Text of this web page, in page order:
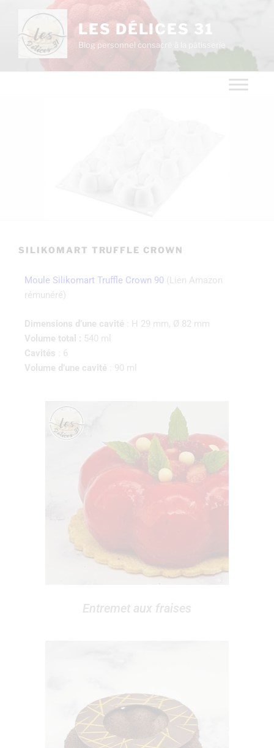
LES DÉLICES 31
Blog personnel consacré à la pâtisserie
SILIKOMART TRUFFLE CROWN
Moule Silikomart Truffle Crown 90 (Lien Amazon
rémunéré)
Dimensions d’une cavité : H 29 mm, Ø 82 mm
Volume total : 540 ml
Cavités : 6
Volume d’une cavité : 90 ml
Entremet aux fraises